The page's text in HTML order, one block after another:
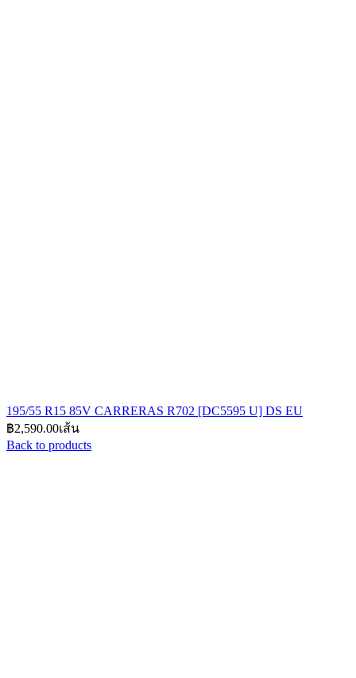
195/55 R15 85V CARRERAS R702 [DC5595 U] DS EU
฿2,590.00เส้น
Back to products